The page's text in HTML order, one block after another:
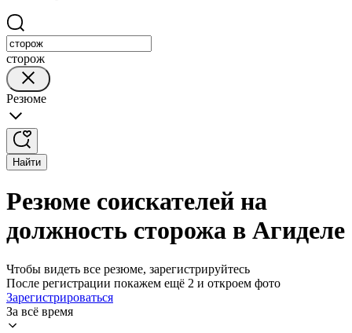
сторож
Резюме
Найти
Резюме соискателей на
должность сторожа в Агиделе
Чтобы видеть все резюме, зарегистрируйтесь
После регистрации покажем ещё 2 и откроем фото
Зарегистрироваться
За всё время